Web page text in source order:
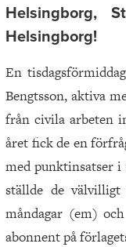
Helsingborg,
Helsingborg!
En
Bengtsson, aktiva
från civila arbeten
året fick de en
med punktinsatser i
ställde de
måndagar (em)
abonnent på